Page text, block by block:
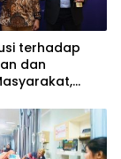
terhadap
dan
di Ajang
Indonesia